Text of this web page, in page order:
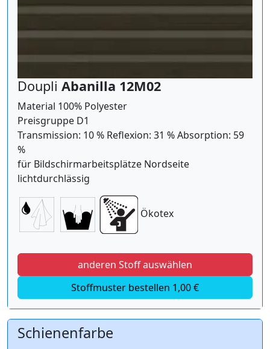
Doupli Abanilla 12M02
Material 100% Polyester
Preisgruppe D1
Transmission: 10 % Reflexion: 31 % Absorption: 59
%
für Bildschirmarbeitsplätze Nordseite
lichtdurchlässig
Ökotex
anderen Stoff auswählen
Stoffmuster bestellen 1,00 €
Schienenfarbe